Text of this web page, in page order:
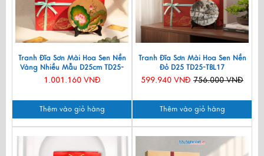
Tranh Đĩa Sơn Mài Hoa Sen Nền
Vàng Nhiều Mẫu D25cm TD25-
TBL14
1.001.160 VNĐ
Thêm vào giỏ hàng
Tranh Đĩa Sơn Mài Hoa Sen Nền
Đỏ D25 TD25-TBL17
599.940 VNĐ 756.000 VNĐ
Thêm vào giỏ hàng